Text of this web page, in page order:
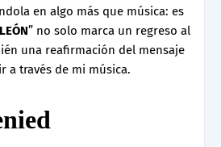
en algo más que música: es
LEÓN” no solo marca un regreso al
una reafirmación del mensaje
a través de mi música.